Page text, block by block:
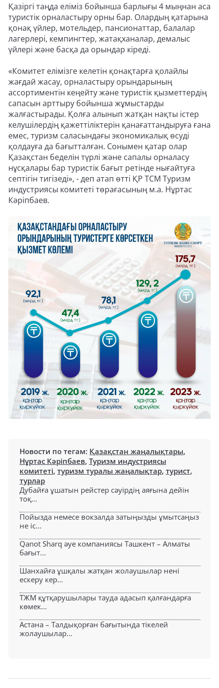
Қазіргі таңда еліміз бойынша барлығы 4 мыңнан аса
туристік орналастыру орны бар. Олардың қатарына
қонақ үйлер, мотельдер, пансионаттар, балалар
лагерлері, кемпингтер, жатақханалар, демалыс
үйлері және басқа да орындар кіреді.
«Комитет елімізге келетін қонақтарға қолайлы
жағдай жасау, орналастыру орындарының
ассортиментін кеңейту және туристік қызметтердің
сапасын арттыру бойынша жұмыстарды
жалғастырады. Қолға алынып жатқан нақты істер
келушілердің қажеттіліктерін қанағаттандыруға ғана
емес, туризм саласындағы экономикалық өсуді
қолдауға да бағытталған. Сонымен қатар олар
Қазақстан беделін түрлі және сапалы орналасу
нұсқалары бар туристік бағыт ретінде нығайтуға
септігін тигізеді», - деп атап өтті ҚР ТСМ Туризм
индустриясы комитеті төрағасының м.а. Нұртас
Кәріпбаев.
Новости по тегам: Қазақстан жаңалықтары,
Нұртас Кәріпбаев, Туризм индустриясы
комитеті, туризм туралы жаңалықтар, турист,
турлар
Дубайға ұшатын рейстер сәуірдің аяғына дейін
тоқ...
Пойызда немесе вокзалда затыңызды ұмытсаңыз
не іс...
Qanot Sharq әуе компаниясы Ташкент – Алматы
бағыт...
Шанхайға ұшқалы жатқан жолаушылар нені
ескеру кер...
ТЖМ құтқарушылары тауда адасып қалғандарға
көмек...
Астана – Талдықорған бағытында тікелей
жолаушылар...